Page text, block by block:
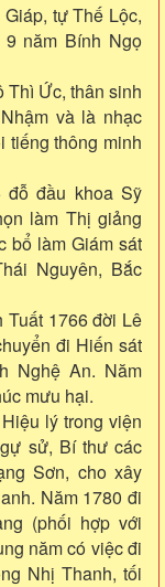
tự Thế Lộc,
năm Bính Ngọ
Thì Ức, thân sinh
và là nhạc
tiếng thông minh
đỗ đầu khoa Sỹ
làm Thị giảng
bổ làm Giám sát
Nguyên, Bắc
Tuất 1766 đời Lê
đi Hiến sát
Nghệ An. Năm
mưu hại.
lý trong viện
sử, Bí thư các
Sơn, cho xây
Năm 1780 đi
(phối hợp với
năm có việc đi
Nhị Thanh, tối